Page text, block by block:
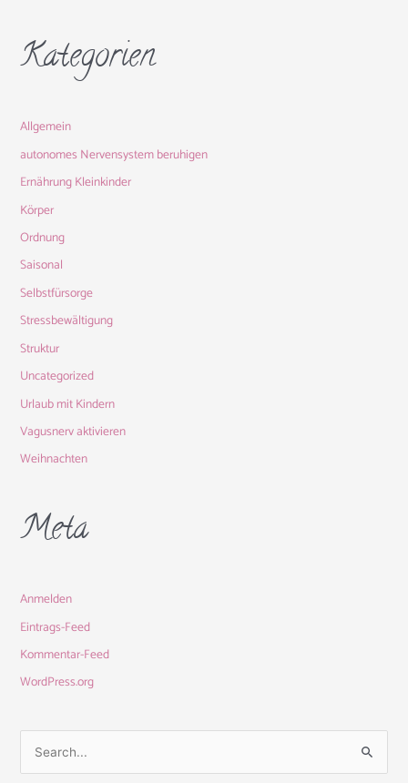
Kategorien
Allgemein
autonomes Nervensystem beruhigen
Ernährung Kleinkinder
Körper
Ordnung
Saisonal
Selbstfürsorge
Stressbewältigung
Struktur
Uncategorized
Urlaub mit Kindern
Vagusnerv aktivieren
Weihnachten
Meta
Anmelden
Eintrags-Feed
Kommentar-Feed
WordPress.org
u